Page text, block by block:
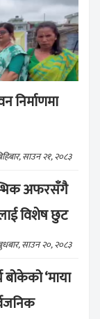
निर्माणमा
साउन २१, २०८३
अफरसँगै
विशेष छुट
साउन २०, २०८३
‘माया